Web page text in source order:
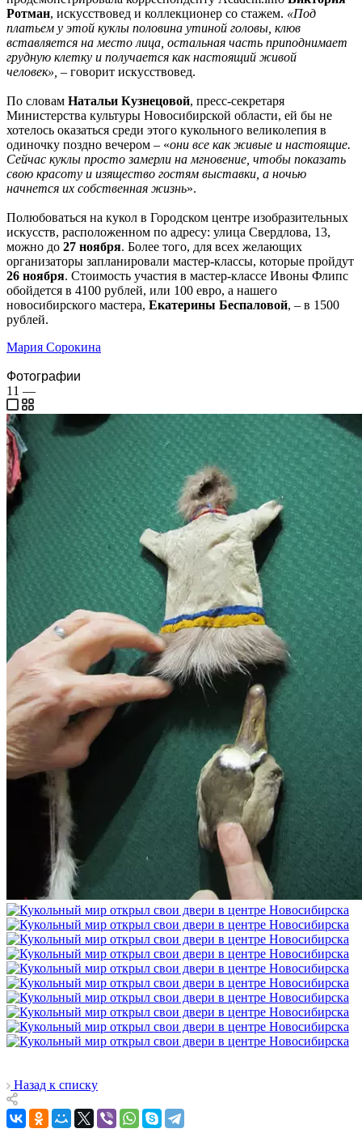
Ротман, искусствовед и коллекционер со стажем. «Под
платьем у этой куклы половина утиной головы, клюв
вставляется на место лица, остальная часть приподнимает
грудную клетку и получается как настоящий живой
человек», – говорит искусствовед.
По словам Натальи Кузнецовой, пресс-секретаря
Министерства культуры Новосибирской области, ей бы не
хотелось оказаться среди этого кукольного великолепия в
одиночку поздно вечером – «они все как живые и настоящие.
Сейчас куклы просто замерли на мгновение, чтобы показать
свою красоту и изящество гостям выставки, а ночью
начнется их собственная жизнь».
Полюбоваться на кукол в Городском центре изобразительных
искусств, расположенном по адресу: улица Свердлова, 13,
можно до 27 ноября. Более того, для всех желающих
организаторы запланировали мастер-классы, которые пройдут
26 ноября. Стоимость участия в мастер-классе Ивоны Флипс
обойдется в 4100 рублей, или 100 евро, а нашего
новосибирского мастера, Екатерины Беспаловой, – в 1500
рублей.
Мария Сорокина
Фотографии
11 —
Назад к списку